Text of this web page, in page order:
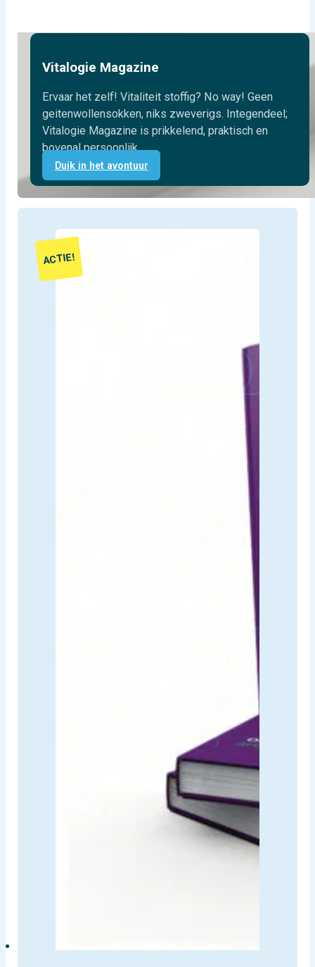
Vitalogie Magazine
Ervaar het zelf! Vitaliteit stoffig? No way! Geen
geitenwollensokken, niks zweverigs. Integendeel;
Vitalogie Magazine is prikkelend, praktisch en
bovenal persoonlijk.
Duik in het avontuur
ACTIE!